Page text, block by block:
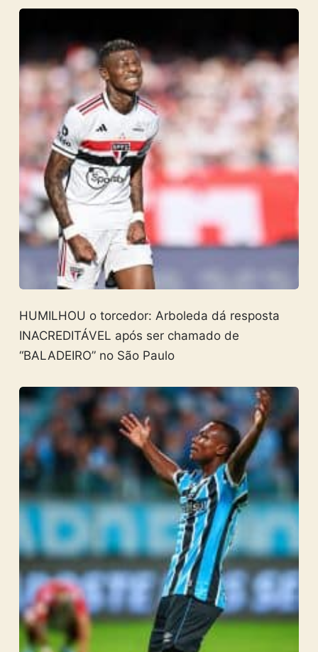
HUMILHOU o torcedor: Arboleda dá resposta
INACREDITÁVEL após ser chamado de
“BALADEIRO” no São Paulo